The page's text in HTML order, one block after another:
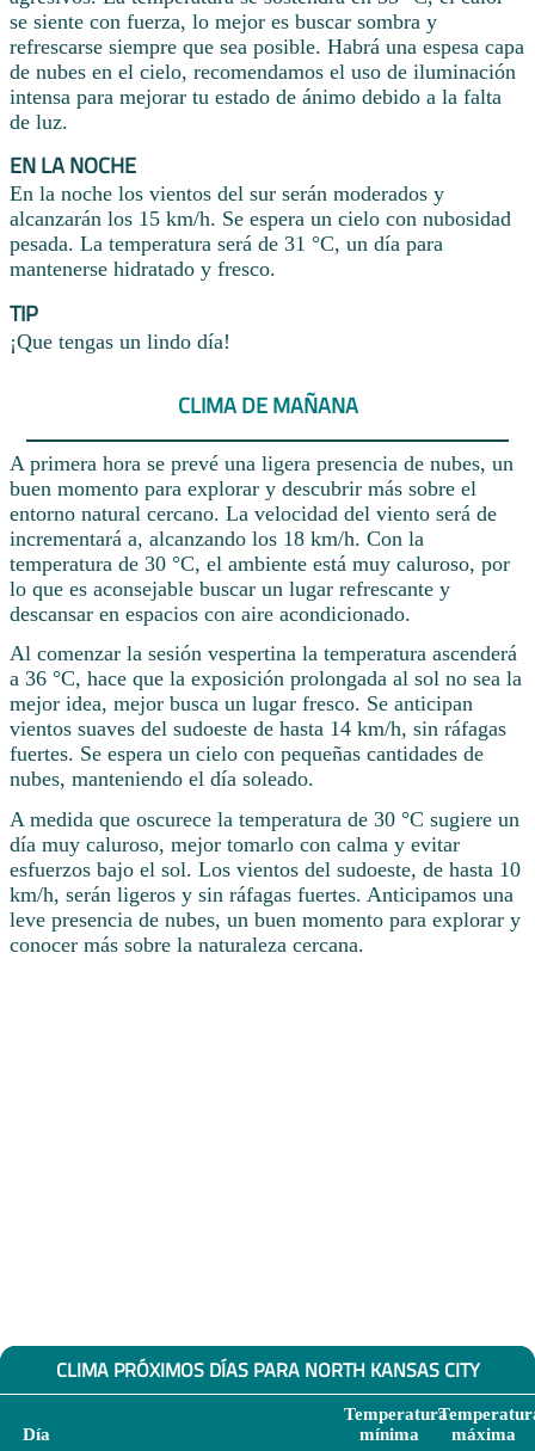
se siente con fuerza, lo mejor es buscar sombra y
refrescarse siempre que sea posible. Habrá una espesa capa
de nubes en el cielo, recomendamos el uso de iluminación
intensa para mejorar tu estado de ánimo debido a la falta
de luz.
EN LA NOCHE
En la noche los vientos del sur serán moderados y
alcanzarán los 15 km/h. Se espera un cielo con nubosidad
pesada. La temperatura será de 31 °C, un día para
mantenerse hidratado y fresco.
TIP
¡Que tengas un lindo día!
CLIMA DE MAÑANA
A primera hora se prevé una ligera presencia de nubes, un
buen momento para explorar y descubrir más sobre el
entorno natural cercano. La velocidad del viento será de
incrementará a, alcanzando los 18 km/h. Con la
temperatura de 30 °C, el ambiente está muy caluroso, por
lo que es aconsejable buscar un lugar refrescante y
descansar en espacios con aire acondicionado.
Al comenzar la sesión vespertina la temperatura ascenderá
a 36 °C, hace que la exposición prolongada al sol no sea la
mejor idea, mejor busca un lugar fresco. Se anticipan
vientos suaves del sudoeste de hasta 14 km/h, sin ráfagas
fuertes. Se espera un cielo con pequeñas cantidades de
nubes, manteniendo el día soleado.
A medida que oscurece la temperatura de 30 °C sugiere un
día muy caluroso, mejor tomarlo con calma y evitar
esfuerzos bajo el sol. Los vientos del sudoeste, de hasta 10
km/h, serán ligeros y sin ráfagas fuertes. Anticipamos una
leve presencia de nubes, un buen momento para explorar y
conocer más sobre la naturaleza cercana.
CLIMA PRÓXIMOS DÍAS PARA NORTH KANSAS CITY
Día
Temperatura
mínima
máxima